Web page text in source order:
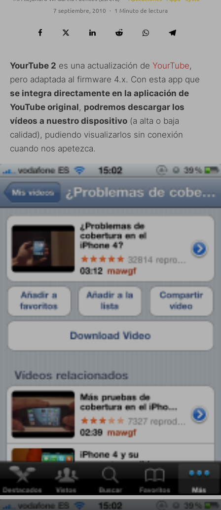
7 septiembre, 2010 · 1 Minuto de lectura
YourTube 2 es una actualización de YourTube,
pero adaptada al firmware 4.x. Con esta app que
se integra directamente en la aplicación de
YouTube original, podremos descargar los
vídeos a nuestro dispositivo (a alta o baja
calidad), pudiendo visualizarlos sin conexión
cuando nos apetezca.